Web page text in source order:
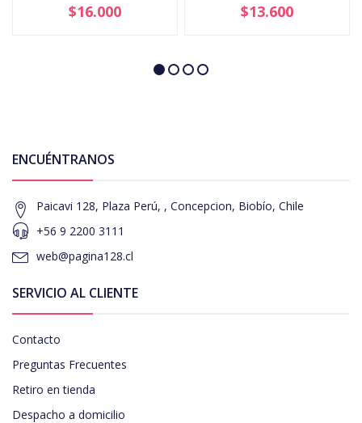
$16.000 $13.600
ENCUÉNTRANOS
Paicavi 128, Plaza Perú, , Concepcion, Biobío, Chile
+56 9 2200 3111
web@pagina128.cl
SERVICIO AL CLIENTE
Contacto
Preguntas Frecuentes
Retiro en tienda
Despacho a domicilio